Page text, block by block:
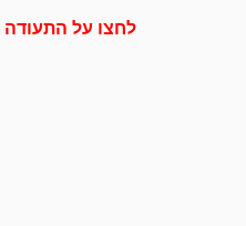
לחצו על